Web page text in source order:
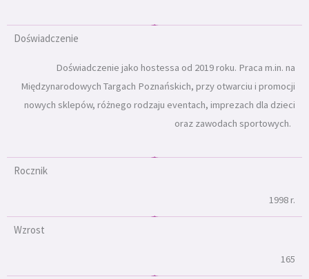
Doświadczenie
Doświadczenie jako hostessa od 2019 roku. Praca m.in. na
Międzynarodowych Targach Poznańskich, przy otwarciu i promocji
nowych sklepów, różnego rodzaju eventach, imprezach dla dzieci
oraz zawodach sportowych.
Rocznik
1998 r.
Wzrost
165